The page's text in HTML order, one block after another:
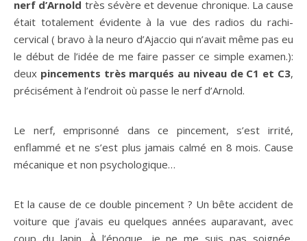
nerf d’Arnold très sévère et devenue chronique. La cause
était totalement évidente à la vue des radios du rachi-
cervical ( bravo à la neuro d’Ajaccio qui n’avait même pas eu
le début de l’idée de me faire passer ce simple examen.):
deux pincements très marqués au niveau de C1 et C3,
précisément à l’endroit où passe le nerf d’Arnold.
Le nerf, emprisonné dans ce pincement, s’est irrité,
enflammé et ne s’est plus jamais calmé en 8 mois. Cause
mécanique et non psychologique…
Et la cause de ce double pincement ? Un bête accident de
voiture que j’avais eu quelques années auparavant, avec
coup du lapin. À l’époque, je ne me suis pas soignée,